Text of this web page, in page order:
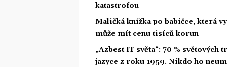
katastrofou
Maličká knížka po babičce, která
může mít cenu tisíců korun
„Azbest IT světa“: 70 %
jazyce z roku 1959. Nikdo ho